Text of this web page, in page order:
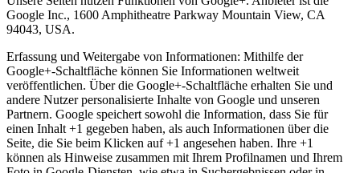
Google Inc., 1600 Amphitheatre Parkway Mountain View, CA
94043, USA.
Erfassung und Weitergabe von Informationen: Mithilfe der
Google+-Schaltfläche können Sie Informationen weltweit
veröffentlichen. Über die Google+-Schaltfläche erhalten Sie und
andere Nutzer personalisierte Inhalte von Google und unseren
Partnern. Google speichert sowohl die Information, dass Sie für
einen Inhalt +1 gegeben haben, als auch Informationen über die
Seite, die Sie beim Klicken auf +1 angesehen haben. Ihre +1
können als Hinweise zusammen mit Ihrem Profilnamen und Ihrem